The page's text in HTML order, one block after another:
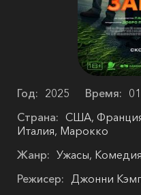
Год: 2025 Время:
Страна: США,
Италия, Марокко
Жанр: Ужасы, Комедия
Режисер: Джонни